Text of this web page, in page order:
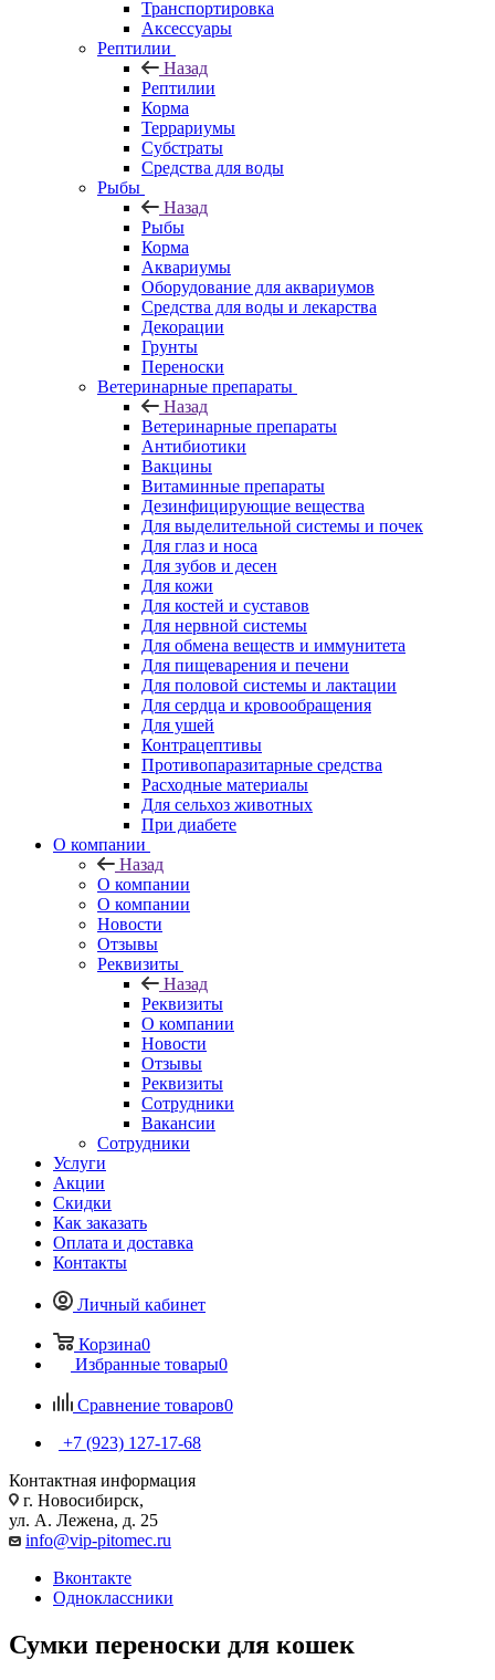
Транспортировка
Аксессуары
Рептилии
Назад
Рептилии
Корма
Террариумы
Субстраты
Средства для воды
Рыбы
Назад
Рыбы
Корма
Аквариумы
Оборудование для аквариумов
Средства для воды и лекарства
Декорации
Грунты
Переноски
Ветеринарные препараты
Назад
Ветеринарные препараты
Антибиотики
Вакцины
Витаминные препараты
Дезинфицирующие вещества
Для выделительной системы и почек
Для глаз и носа
Для зубов и десен
Для кожи
Для костей и суставов
Для нервной системы
Для обмена веществ и иммунитета
Для пищеварения и печени
Для половой системы и лактации
Для сердца и кровообращения
Для ушей
Контрацептивы
Противопаразитарные средства
Расходные материалы
Для сельхоз животных
При диабете
О компании
Назад
О компании
О компании
Новости
Отзывы
Реквизиты
Назад
Реквизиты
О компании
Новости
Отзывы
Реквизиты
Сотрудники
Вакансии
Сотрудники
Услуги
Акции
Скидки
Как заказать
Оплата и доставка
Контакты
Личный кабинет
Корзина0
Избранные товары0
Сравнение товаров0
+7 (923) 127-17-68
Контактная информация
г. Новосибирск,
ул. А. Лежена, д. 25
info@vip-pitomec.ru
Вконтакте
Одноклассники
Сумки переноски для кошек